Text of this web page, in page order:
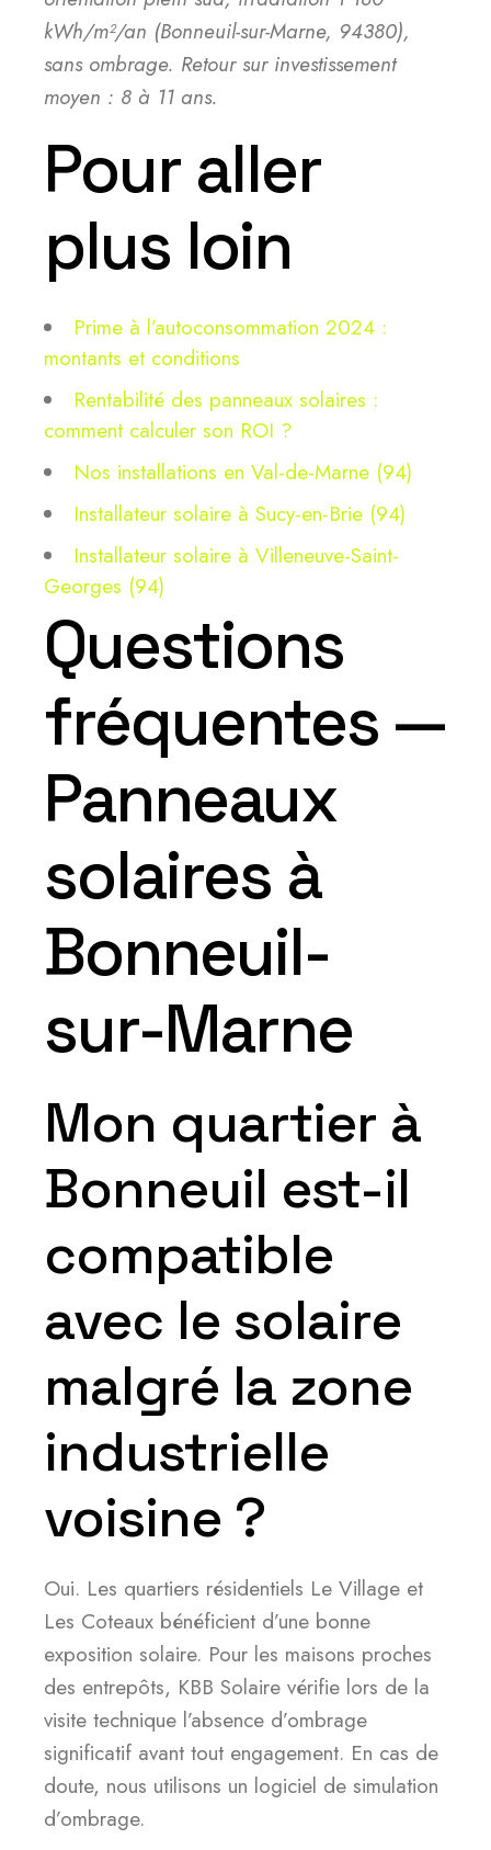
kWh/m²/an (Bonneuil-sur-Marne, 94380),
sans ombrage. Retour sur investissement
moyen : 8 à 11 ans.
Pour aller
plus loin
Prime à l’autoconsommation 2024 :
montants et conditions
Rentabilité des panneaux solaires :
comment calculer son ROI ?
Nos installations en Val-de-Marne (94)
Installateur solaire à Sucy-en-Brie (94)
Installateur solaire à Villeneuve-Saint-
Georges (94)
Questions
fréquentes —
Panneaux
solaires à
Bonneuil-
sur-Marne
Mon quartier à
Bonneuil est-il
compatible
avec le solaire
malgré la zone
industrielle
voisine ?
Oui. Les quartiers résidentiels Le Village et
Les Coteaux bénéficient d’une bonne
exposition solaire. Pour les maisons proches
des entrepôts, KBB Solaire vérifie lors de la
visite technique l’absence d’ombrage
significatif avant tout engagement. En cas de
doute, nous utilisons un logiciel de simulation
d’ombrage.